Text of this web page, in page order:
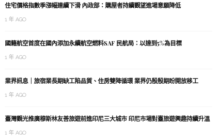
住宅價格指數季漲幅連續下滑 內政部：購屋者持續觀望進場意願降低
1 年 AGO
國籍航空首度在國內添加永續航空燃料SAF 民航局：以達到5%為目標
1 年 AGO
業界訊息｜旅宿業長期缺工陷品質、住房雙降循環 業界仍殷殷期盼開放移工
1 年 AGO
臺灣觀光推廣穆斯林友善旅遊前進印尼三大城市 印尼市場對臺旅遊興趣持續升溫
1 年 AGO